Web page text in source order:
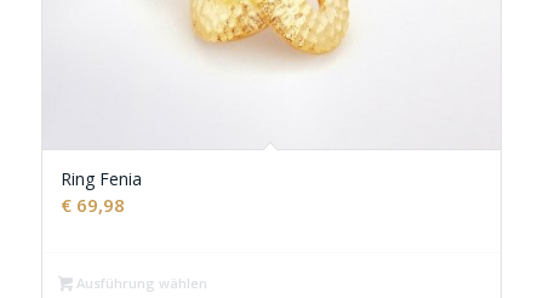
Ring Fenia
€69,98
Ausführung wählen